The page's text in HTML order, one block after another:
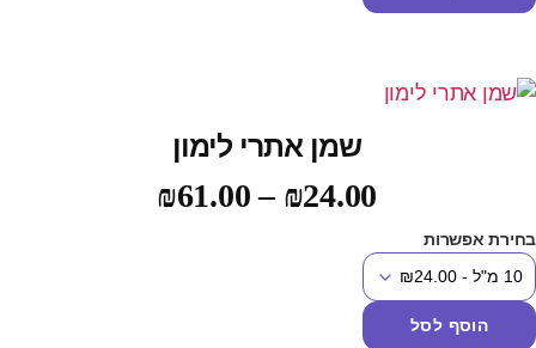
שמן אתרי לימון
₪24.00
–
₪61.00
אפשרות
הוסף לסל